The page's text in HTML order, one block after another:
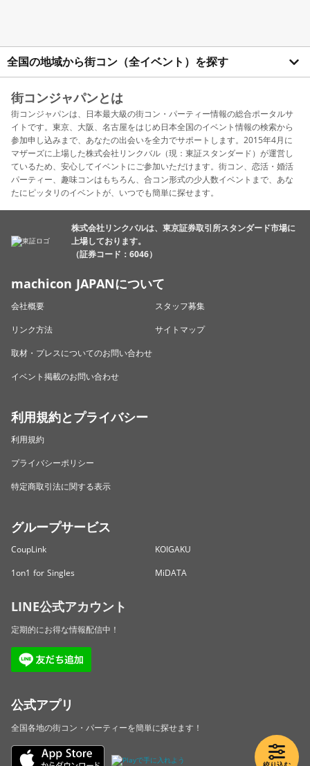
全国の地域から街コン（全イベント）を探す
街コンジャパンとは
街コンジャパンは、日本最大級の街コン・パーティー情報の総合ポータルサ
イトです。東京、大阪、名古屋をはじめ日本全国のイベント情報の検索から
参加申し込みまで、あなたの出会いを全力でサポートします。2015年4月に
マザーズに上場した株式会社リンクバル（現：東証スタンダード）が運営し
ているため、安心してイベントにご参加いただけます。街コン、恋活・婚活
パーティー、趣味コンはもちろん、合コン形式の少人数イベントまで、あな
たにピッタリのイベントが、いつでも簡単に探せます。
株式会社リンクバルは、東京証券取引所スタンダード市場に
上場しております。
（証券コード：6046）
machicon JAPANについて
会社概要
スタッフ募集
リンク方法
サイトマップ
取材・プレスについてのお問い合わせ
イベント掲載のお問い合わせ
利用規約とプライバシー
利用規約
プライバシーポリシー
特定商取引法に関する表示
グループサービス
CoupLink
KOIGAKU
1on1 for Singles
MiDATA
LINE公式アカウント
定期的にお得な情報配信中！
公式アプリ
全国各地の街コン・パーティーを簡単に探せます！